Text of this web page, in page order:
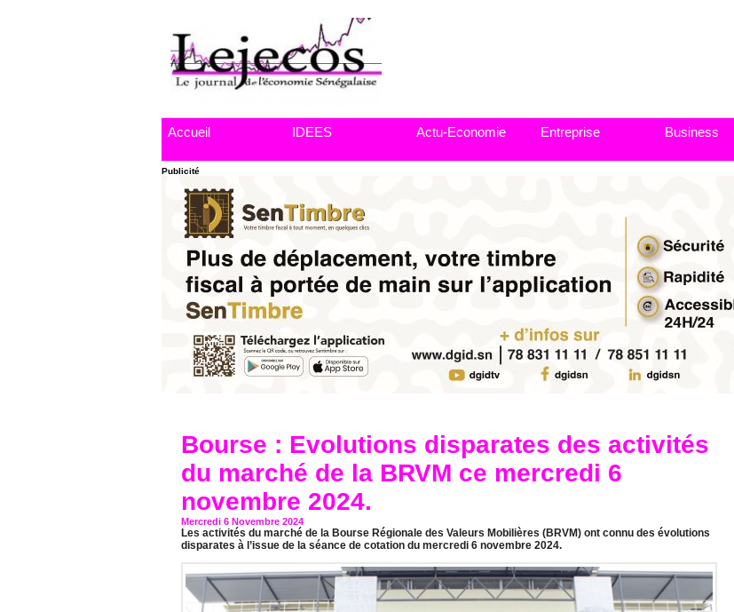
Accueil IDEES Actu-Economie Entreprise Business
Publicité
Bourse : Evolutions disparates des activités
du marché de la BRVM ce mercredi 6
novembre 2024.
Mercredi 6 Novembre 2024
Les activités du marché de la Bourse Régionale des Valeurs Mobilières (BRVM) ont connu des évolutions
disparates à l’issue de la séance de cotation du mercredi 6 novembre 2024.